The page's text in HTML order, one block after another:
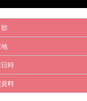
時
料